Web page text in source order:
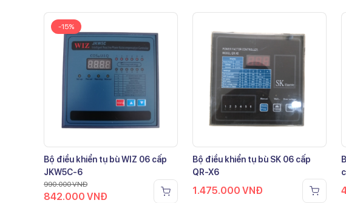
-15%
Bộ điều khiển tụ bù WIZ 06 cấp
JKW5C-6
990.000VNĐ
842.000 VNĐ
Bộ điều khiển tụ bù SK 06 cấp
QR-X6
1.475.000 VNĐ